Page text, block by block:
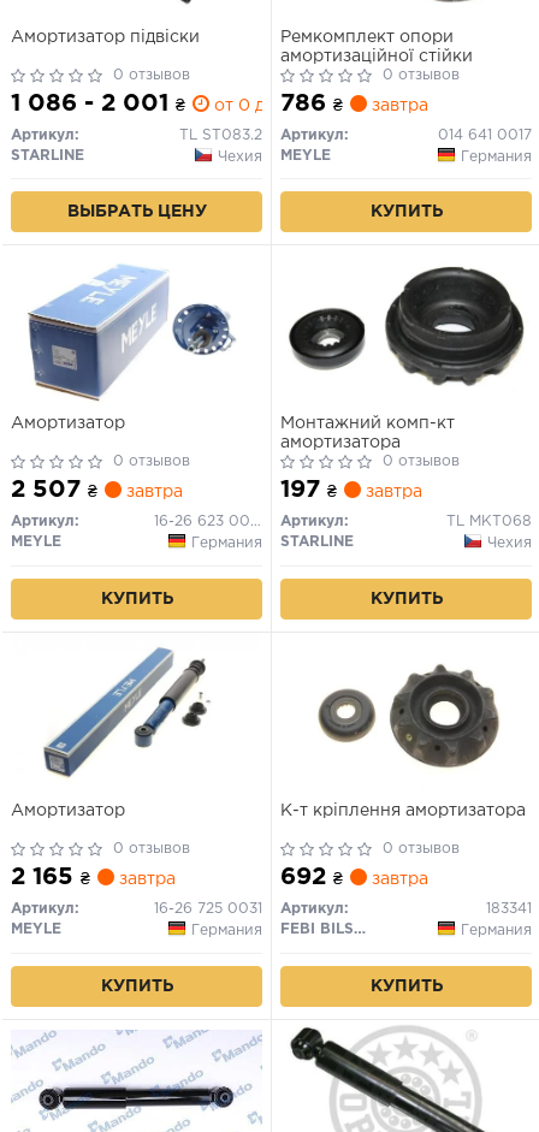
Амортизатор підвіски
0 отзывов
1 086 - 2 001 ₴ от 0 дн.
Артикул:
TL ST083.2
STARLINE
Чехия
ВЫБРАТЬ ЦЕНУ
Ремкомплект опори
амортизаційної стійки
0 отзывов
786 ₴ завтра
Артикул:
014 641 0017
MEYLE
Германия
КУПИТЬ
Амортизатор
0 отзывов
2 507 ₴ завтра
Артикул:
16-26 623 0026
MEYLE
Германия
КУПИТЬ
Монтажний комп-кт
амортизатора
0 отзывов
197 ₴ завтра
Артикул:
TL MKT068
STARLINE
Чехия
КУПИТЬ
Амортизатор
0 отзывов
2 165 ₴ завтра
Артикул:
16-26 725 0031
MEYLE
Германия
КУПИТЬ
К-т кріплення амортизатора
0 отзывов
692 ₴ завтра
Артикул:
183341
FEBI BILSTEIN
Германия
КУПИТЬ